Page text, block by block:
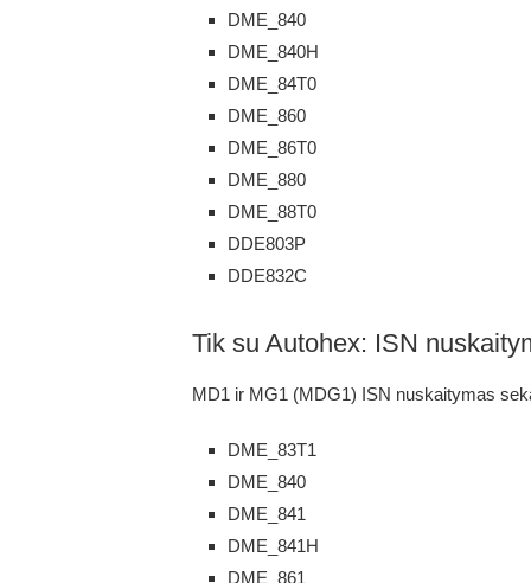
DME_840
DME_840H
DME_84T0
DME_860
DME_86T0
DME_880
DME_88T0
DDE803P
DDE832C
Tik su Autohex: ISN
MD1 ir MG1 (MDG1) ISN nuskaitymas
DME_83T1
DME_840
DME_841
DME_841H
DME_861